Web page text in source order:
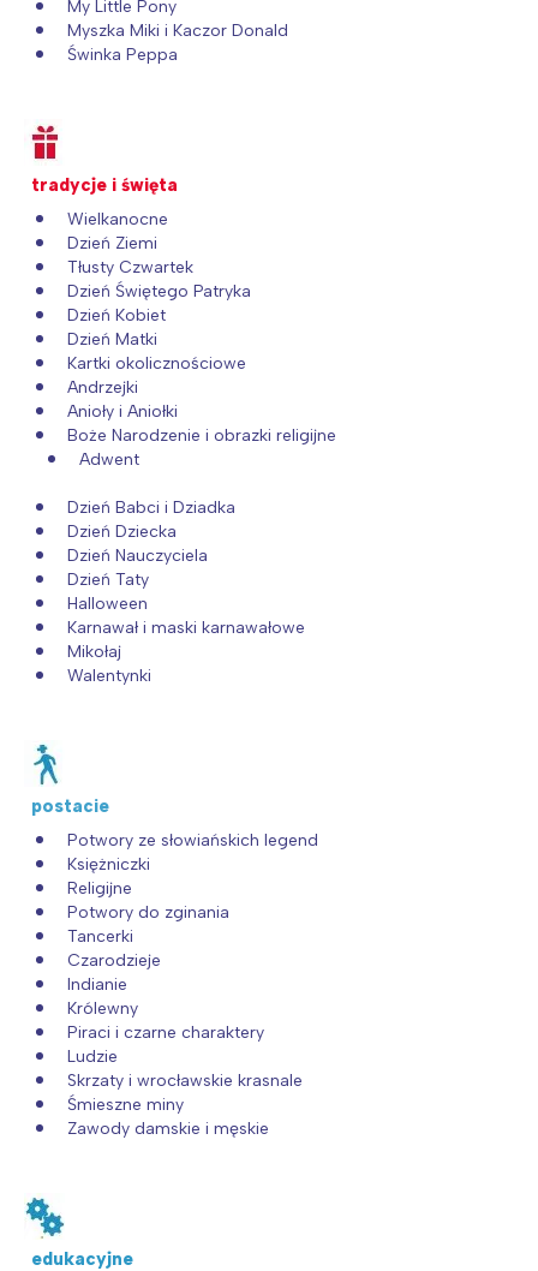
My Little Pony
Myszka Miki i Kaczor Donald
Świnka Peppa
tradycje i święta
Wielkanocne
Dzień Ziemi
Tłusty Czwartek
Dzień Świętego Patryka
Dzień Kobiet
Dzień Matki
Kartki okolicznościowe
Andrzejki
Anioły i Aniołki
Boże Narodzenie i obrazki religijne
Adwent
Dzień Babci i Dziadka
Dzień Dziecka
Dzień Nauczyciela
Dzień Taty
Halloween
Karnawał i maski karnawałowe
Mikołaj
Walentynki
postacie
Potwory ze słowiańskich legend
Księżniczki
Religijne
Potwory do zginania
Tancerki
Czarodzieje
Indianie
Królewny
Piraci i czarne charaktery
Ludzie
Skrzaty i wrocławskie krasnale
Śmieszne miny
Zawody damskie i męskie
edukacyjne